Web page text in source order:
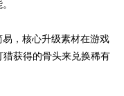
，核心升级素材在游戏
获得的骨头来兑换稀有